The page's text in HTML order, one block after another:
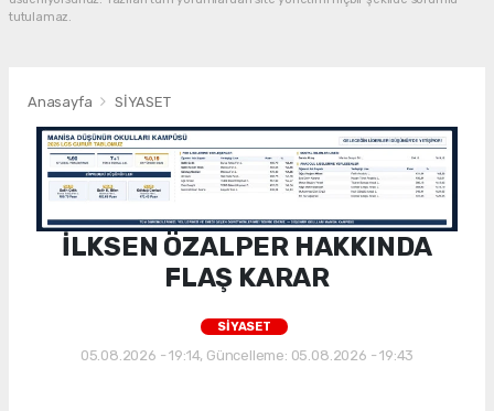
tutulamaz.
Anasayfa SİYASET
İLKSEN ÖZALPER HAKKINDA
FLAŞ KARAR
SİYASET
05.08.2026 - 19:14, Güncelleme: 05.08.2026 - 19:43